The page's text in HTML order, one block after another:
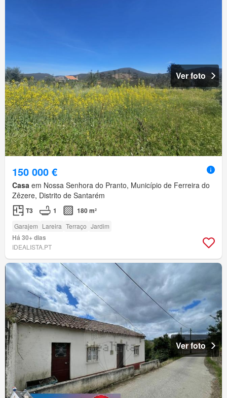
Ver foto
150 000 €
Casa em Nossa Senhora do Pranto, Município de Ferreira do
Zêzere, Distrito de Santarém
T3 1 180 m²
Garajem Lareira Terraço Jardim
Há 30+ dias
IDEALISTA.PT
Ver foto